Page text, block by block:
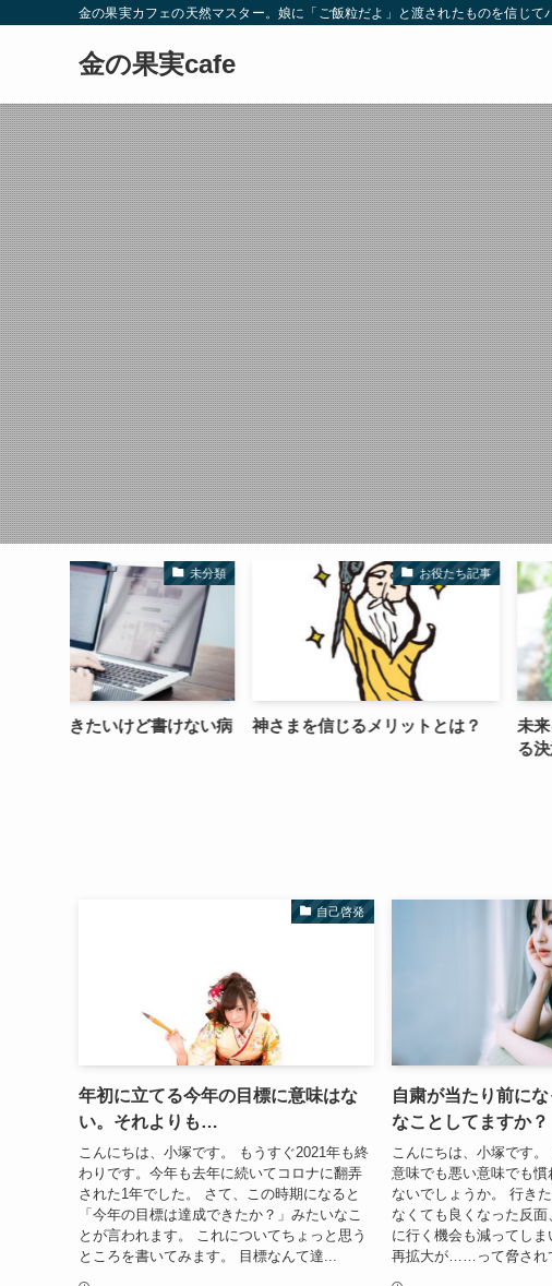
金の果実カフェの天然マスター。娘に「ご飯粒だよ」と渡されたものを信じ
金の果実cafe
お役たち記事
神さまを信じるメリットとは？
未来をイメージすると副業
自己啓発
年初に立てる今年の目標に意味はな
い。それよりも…
こんにちは、小塚です。 もうすぐ2021年も終
わりです。今年も去年に続いてコロナに翻弄
された1年でした。 さて、この時期になると
「今年の目標は達成できたか？」みたいなこ
とが言われます。 これについてちょっと思う
ところを書いてみます。 目標なんて達...
自粛が当たり前に
なことしてますか？
こんにちは、小塚です
意味でも悪い意味でも
ないでしょうか。 行き
なくても良くなった反
に行く機会も減ってし
再拡大が……って脅され